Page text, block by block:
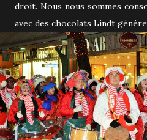
droit. Nous nous sommes
avec des chocolats Lindt